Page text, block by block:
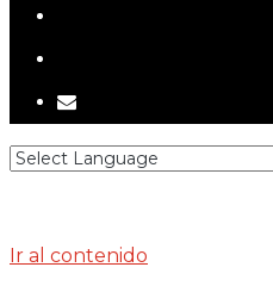
email
Ir al contenido